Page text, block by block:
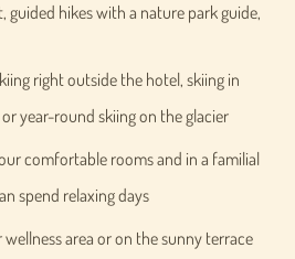
hikes with a nature park guide,
right outside the hotel, skiing in
year-round skiing on the glacier
comfortable rooms and in a familial
spend relaxing days
area or on the sunny terrace